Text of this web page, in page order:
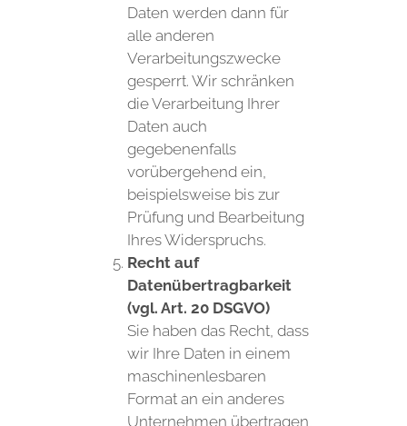
Daten werden dann für
alle anderen
Verarbeitungszwecke
gesperrt. Wir schränken
die Verarbeitung Ihrer
Daten auch
gegebenenfalls
vorübergehend ein,
beispielsweise bis zur
Prüfung und Bearbeitung
Ihres Widerspruchs.
Recht auf
Datenübertragbarkeit
(vgl. Art. 20 DSGVO)
Sie haben das Recht, dass
wir Ihre Daten in einem
maschinenlesbaren
Format an ein anderes
Unternehmen übertragen,